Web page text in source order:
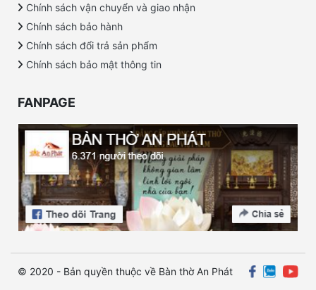
Chính sách vận chuyển và giao nhận
Chính sách bảo hành
Chính sách đổi trả sản phẩm
Chính sách bảo mật thông tin
FANPAGE
© 2020 - Bản quyền thuộc về Bàn thờ An Phát